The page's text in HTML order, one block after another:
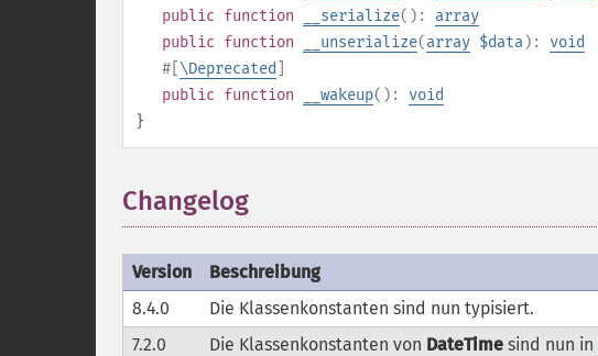
public function __serialize(): array
public function __unserialize(array $data): void
#[ \Deprecated
public function __wakeup(): void
}
Changelog
Version
Beschreibung
8.4.0
Die Klassenkonstanten sind nun typisiert.
7.2.0
Die Klassenkonstanten von DateTime sind nun in